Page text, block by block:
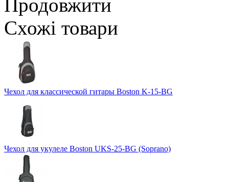
Продовжити
Схожі товари
Чехол для классической гитары Boston K-15-BG
Чехол для укулеле Boston UKS-25-BG (Soprano)